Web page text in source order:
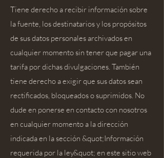
Tiene derecho a recibir información sobre
la fuente, los destinatarios y los propósitos
de sus datos personales archivados en
cualquier momento sin tener que pagar una
tarifa por dichas divulgaciones. También
tiene derecho a exigir que sus datos sean
rectificados, bloqueados o suprimidos. No
dude en ponerse en contacto con nosotros
en cualquier momento a la dirección
indicada en la sección &quot;Información
requerida por la ley&quot; en este sitio web